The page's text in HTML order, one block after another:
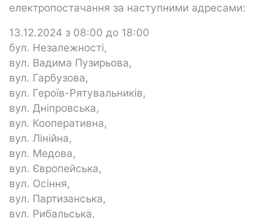
електропостачання за наступними адресами:
13.12.2024 з 08:00 до 18:00
бул. Незалежності,
вул. Вадима Пузирьова,
вул. Гарбузова,
вул. Героїв-Рятувальників,
вул. Дніпровська,
вул. Кооперативна,
вул. Лінійна,
вул. Медова,
вул. Європейська,
вул. Осіння,
вул. Партизанська,
вул. Рибальська,